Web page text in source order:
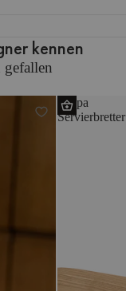
kennen
Tappa
Servierbretter